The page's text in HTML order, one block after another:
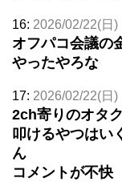
16: 2026/02/22(日)
オフパコ会議の
やったやろな
17: 2026/02/22(日)
2ch寄りのオタ
叩けるやつはい
ん
コメントが不快